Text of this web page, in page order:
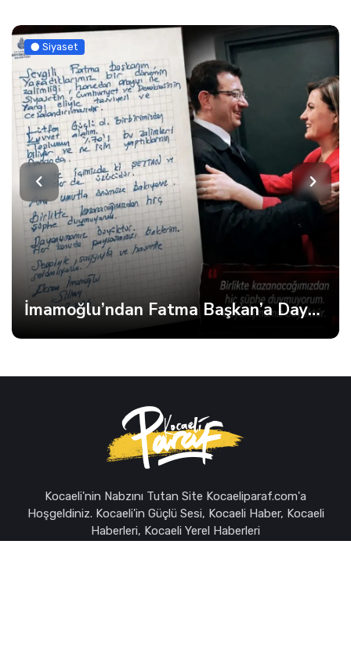
Siyaset
İmamoğlu’ndan Fatma Başkan’a Dayanışma Mektubu
Kocaeli'nin Nabzını Tutan Site Kocaeliparaf.com'a
Hoşgeldiniz. Kocaeli'in Güçlü Sesi, Kocaeli Haber, Kocaeli
Haberleri, Kocaeli Yerel Haberleri